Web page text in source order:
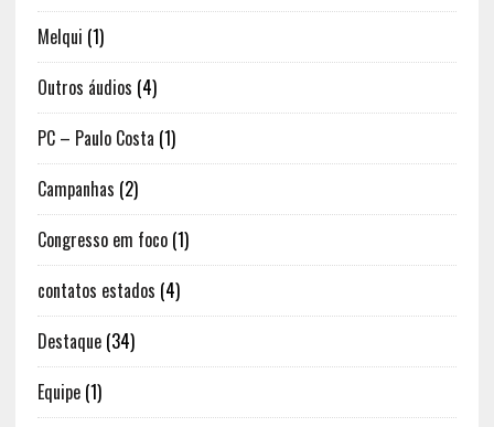
Melqui (1)
Outros áudios (4)
PC – Paulo Costa (1)
Campanhas (2)
Congresso em foco(1)
contatos estados (4)
Destaque(34)
Equipe(1)